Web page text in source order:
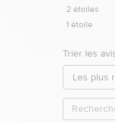
2 étoiles
1 étoile
Trier les